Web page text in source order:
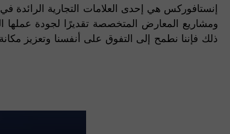
إنستافوركس هي إحدى العلامات التجارية
ومشاريع المعارض المتخصصة تقديرًا لجودة عملها
ذلك فإننا نطمح إلى التفوق على أنفسنا وتعزيز